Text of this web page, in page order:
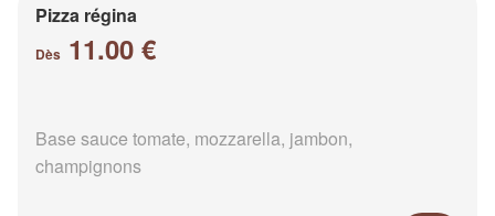
Pizza régina
Dès 11.00 €
Base sauce tomate, mozzarella, jambon,
champignons